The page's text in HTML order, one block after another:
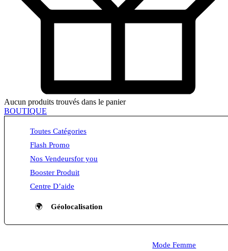
Aucun produits trouvés dans le panier
BOUTIQUE
Toutes Catégories
Flash Promo
Nos Vendeursfor you
Booster Produit
Centre D’aide
🌍 Géolocalisation
Mode Femme